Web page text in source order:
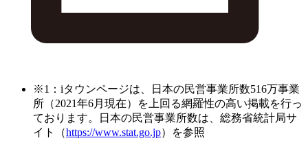
※1：iタウンページは、日本の民営事業所数516万事業
所（2021年6月現在）を上回る網羅性の高い掲載を行っ
ております。日本の民営事業所数は、総務省統計局サ
イト（https://www.stat.go.jp）を参照